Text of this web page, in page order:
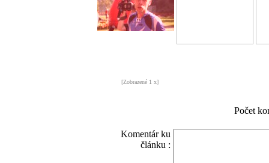
[Zobrazené 1 x]
Počet
Komentár ku
článku :